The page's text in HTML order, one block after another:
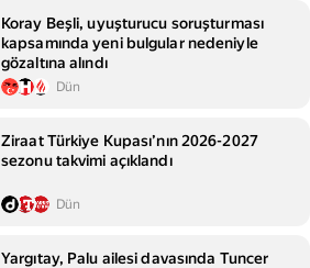
Koray Beşli, uyuşturucu soruşturması
kapsamında yeni bulgular nedeniyle
gözaltına alındı
Dün
Ziraat Türkiye Kupası’nın 2026-2027
sezonu takvimi açıklandı
Dün
Yargıtay, Palu ailesi davasında Tuncer